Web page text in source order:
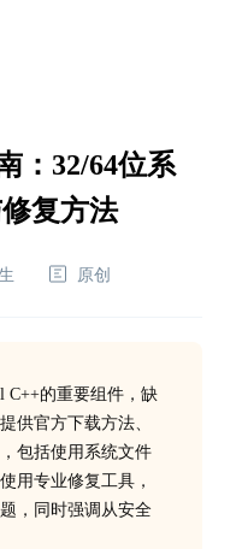
：32/64位系
复方法
原创
C++的重要组件，缺
供官方下载方法、
包括使用系统文件
用专业修复工具，
，同时强调从安全